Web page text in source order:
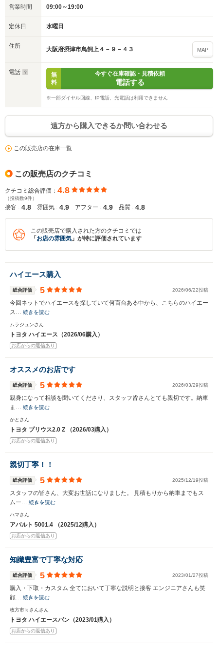
営業時間 09:00～19:00
定休日 水曜日
住所 大阪府摂津市鳥飼上４－９－４３ MAP
電話
無
料
今すぐ在庫確認・見積依頼
電話する
※一部ダイヤル回線、IP電話、光電話は利用できません
遠方から購入できるか問い合わせる
この販売店の在庫一覧
この販売店のクチコミ
クチコミ総合評価： 4.8
（投稿数9件）
接客 : 4.8 雰囲気 : 4.9 アフター : 4.9 品質 : 4.8
この販売店で購入された方のクチコミでは
「 お店の雰囲気 」が特に評価されています
ハイエース購入
総合評価 5 2026/06/22投稿
今回ネットでハイエースを探していて何百台ある中から、こちらのハイエー
ス… 続きを読む
ムラジュンさん
トヨタ ハイエース（2026/06購入）
お店からの返信あり
オススメのお店です
総合評価 5 2026/03/29投稿
親身になって相談を聞いてくださり、スタッフ皆さんとても親切です。納車
ま… 続きを読む
かとさん
トヨタ プリウス2.0 Z （2026/03購入）
お店からの返信あり
親切丁寧！！
総合評価 5 2025/12/19投稿
スタッフの皆さん、大変お世話になりました。 見積もりから納車までもス
ムー… 続きを読む
ハマさん
アバルト 5001.4 （2025/12購入）
お店からの返信あり
知識豊富で丁寧な対応
総合評価 5 2023/01/27投稿
購入・下取・カスタム 全てにおいて丁寧な説明と接客 エンジニアさんも笑
顔… 続きを読む
枚方市ｋさんさん
トヨタ ハイエースバン（2023/01購入）
お店からの返信あり
いいえ